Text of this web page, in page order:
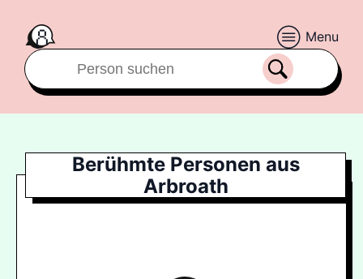
Menu
Berühmte Personen aus
Arbroath